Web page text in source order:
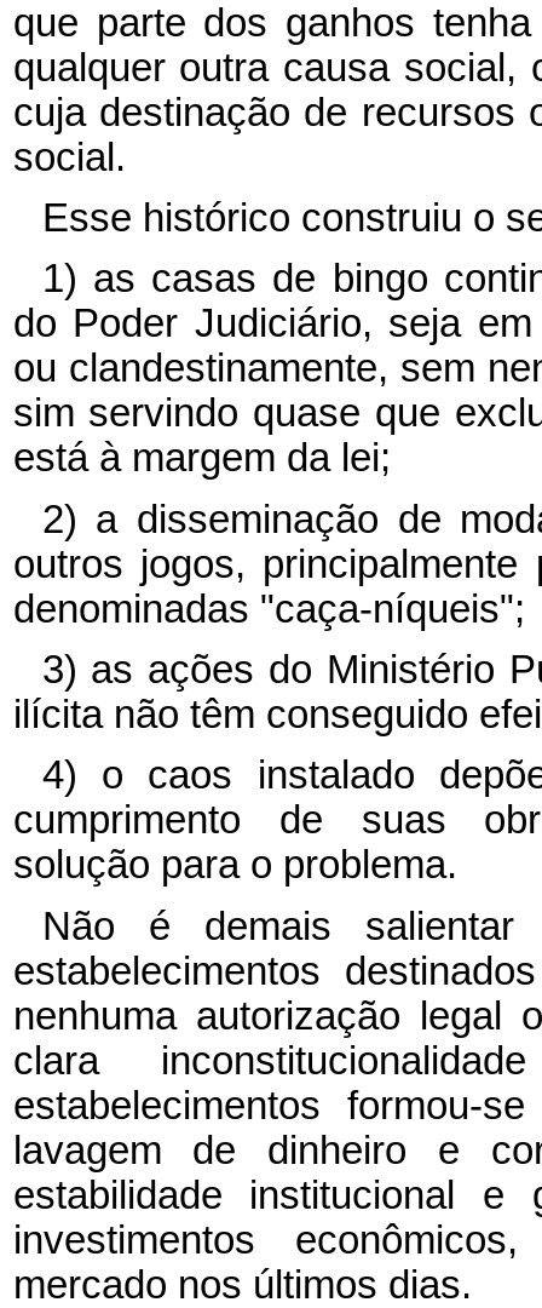
que parte dos ganhos
qualquer outra causa
cuja destinação de recursos
social.
Esse histórico construiu o
1) as casas de bingo
do Poder Judiciário, seja
ou clandestinamente, sem
sim servindo quase que
está à margem da lei;
2) a disseminação de
outros jogos,
denominadas "caça-níqueis";
3) as ações do Ministério
ilícita não têm conseguido
4) o caos instalado
cumprimento de suas
solução para o problema.
Não é demais
estabelecimentos
nenhuma autorização legal
clara
estabelecimentos formou-
lavagem de dinheiro e
estabilidade institucional
investimentos
mercado nos últimos dias.